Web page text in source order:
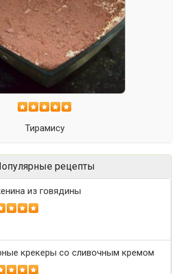
Тирамису
рецепты
из говядины
крекеры со сливочным кремом